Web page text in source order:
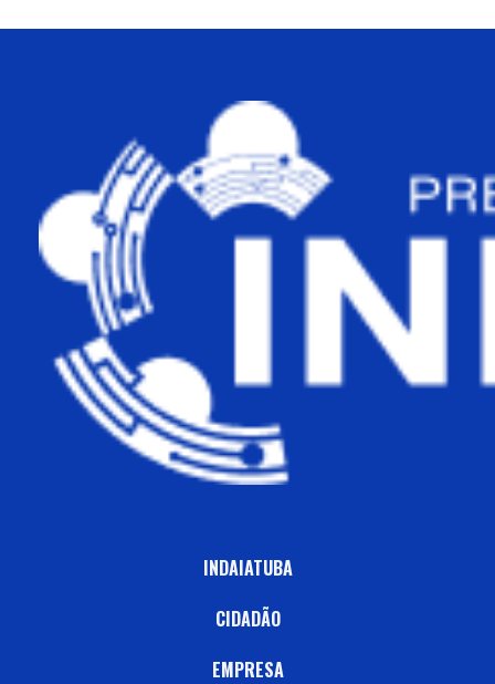
INDAIATUBA
CIDADÃO
EMPRESA